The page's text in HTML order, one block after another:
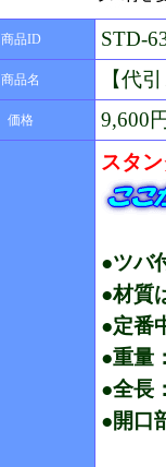
商品ID STD-
商品名 【代
価格 9,600
スタ
●ツバ
●材質
●定番
●重量
●全長
●開口